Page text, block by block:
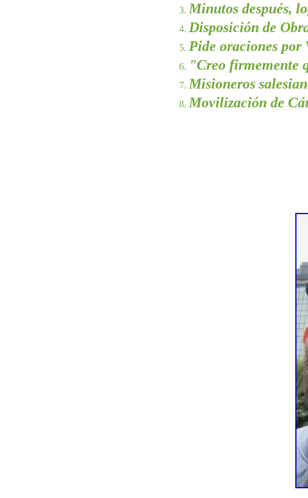
Minutos después,
Disposición de
Pide oraciones por
"Creo firmemente
Misioneros
Movilización de